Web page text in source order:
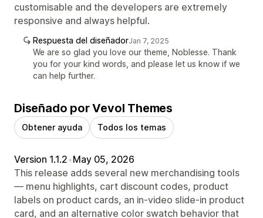
customisable and the developers are extremely
responsive and always helpful.
Respuesta del diseñadorJan 7, 2025
We are so glad you love our theme, Noblesse. Thank
you for your kind words, and please let us know if we
can help further.
Diseñado por Vevol Themes
Obtener ayuda Todos los temas
Version 1.1.2•May 05, 2026
This release adds several new merchandising tools
— menu highlights, cart discount codes, product
labels on product cards, an in-video slide-in product
card, and an alternative color swatch behavior that